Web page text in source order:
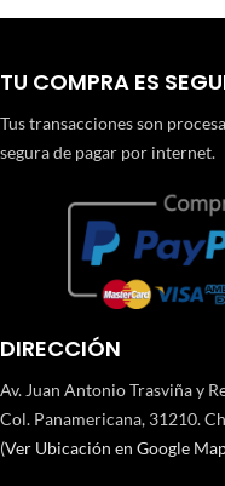
TU COMPRA ES
Tus transacciones son
segura de pagar por internet.
DIRECCIÓN
Av. Juan Antonio Trasviña y
Col. Panamericana, 31210.
(Ver Ubicación en Google